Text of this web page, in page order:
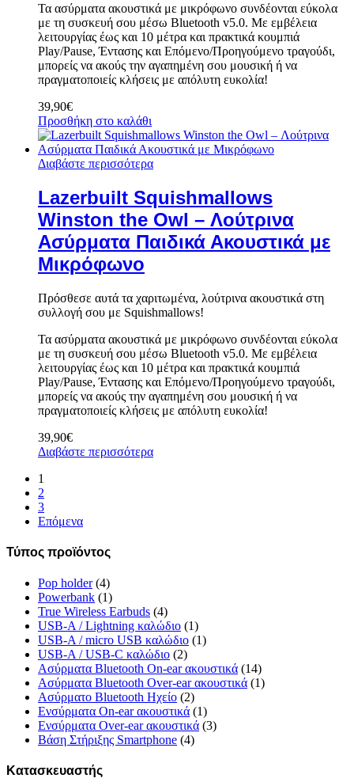
Τα ασύρματα ακουστικά με μικρόφωνο συνδέονται εύκολα
με τη συσκευή σου μέσω Bluetooth v5.0. Με εμβέλεια
λειτουργίας έως και 10 μέτρα και πρακτικά κουμπιά
Play/Pause, Έντασης και Επόμενο/Προηγούμενο τραγούδι,
μπορείς να ακούς την αγαπημένη σου μουσική ή να
πραγματοποιείς κλήσεις με απόλυτη ευκολία!
39,90€
Προσθήκη στο καλάθι
Διαβάστε περισσότερα
Lazerbuilt Squishmallows
Winston the Owl – Λούτρινα
Ασύρματα Παιδικά Ακουστικά με
Μικρόφωνο
Πρόσθεσε αυτά τα χαριτωμένα, λούτρινα ακουστικά στη
συλλογή σου με Squishmallows!
Τα ασύρματα ακουστικά με μικρόφωνο συνδέονται εύκολα
με τη συσκευή σου μέσω Bluetooth v5.0. Με εμβέλεια
λειτουργίας έως και 10 μέτρα και πρακτικά κουμπιά
Play/Pause, Έντασης και Επόμενο/Προηγούμενο τραγούδι,
μπορείς να ακούς την αγαπημένη σου μουσική ή να
πραγματοποιείς κλήσεις με απόλυτη ευκολία!
39,90€
Διαβάστε περισσότερα
1
2
3
Επόμενα
Τύπος προϊόντος
Pop holder (4)
Powerbank (1)
True Wireless Earbuds (4)
USB-A / Lightning καλώδιο (1)
USB-A / micro USB καλώδιο (1)
USB-A / USB-C καλώδιο (2)
Ασύρματα Bluetooth On-ear ακουστικά (14)
Ασύρματα Bluetooth Over-ear ακουστικά (1)
Ασύρματο Bluetooth Ηχείο (2)
Ενσύρματα On-ear ακουστικά (1)
Ενσύρματα Over-ear ακουστικά (3)
Βάση Στήριξης Smartphone (4)
Κατασκευαστής